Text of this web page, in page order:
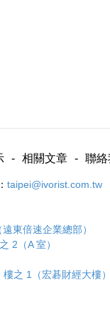
相關文章 聯絡
taipei@ivorist.com.tw
東倍速企業總部）
2（A 室）
之 1（宏碁財經大樓）